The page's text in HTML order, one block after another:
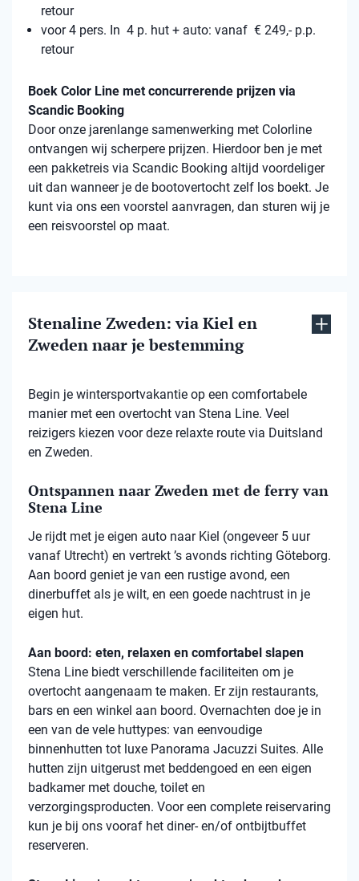
retour
voor 4 pers. In 4 p. hut + auto: vanaf € 249,- p.p.
retour
Boek Color Line met concurrerende prijzen via
Scandic Booking
Door onze jarenlange samenwerking met Colorline
ontvangen wij scherpere prijzen. Hierdoor ben je met
een pakketreis via Scandic Booking altijd voordeliger
uit dan wanneer je de bootovertocht zelf los boekt. Je
kunt via ons een voorstel aanvragen, dan sturen wij je
een reisvoorstel op maat.
Stenaline Zweden: via Kiel en
Zweden naar je bestemming
Begin je wintersportvakantie op een comfortabele
manier met een overtocht van Stena Line. Veel
reizigers kiezen voor deze relaxte route via Duitsland
en Zweden.
Ontspannen naar Zweden met de ferry van
Stena Line
Je rijdt met je eigen auto naar Kiel (ongeveer 5 uur
vanaf Utrecht) en vertrekt ’s avonds richting Göteborg.
Aan boord geniet je van een rustige avond, een
dinerbuffet als je wilt, en een goede nachtrust in je
eigen hut.
Aan boord: eten, relaxen en comfortabel slapen
Stena Line biedt verschillende faciliteiten om je
overtocht aangenaam te maken. Er zijn restaurants,
bars en een winkel aan boord. Overnachten doe je in
een van de vele huttypes: van eenvoudige
binnenhutten tot luxe Panorama Jacuzzi Suites. Alle
hutten zijn uitgerust met beddengoed en een eigen
badkamer met douche, toilet en
verzorgingsproducten. Voor een complete reiservaring
kun je bij ons vooraf het diner- en/of ontbijtbuffet
reserveren.